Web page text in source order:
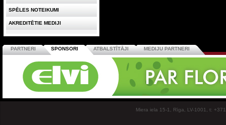
SPĒLES NOTEIKUMI
AKREDITĒTIE MEDIJI
PARTNERI SPONSORI ATBALSTĪTĀJI MEDIJU PARTNERI
Miera iela 15-1, Rīga, LV-1001, t: